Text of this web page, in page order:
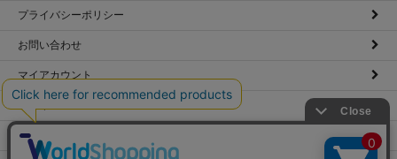
プライバシーポリシー
お問い合わせ
マイアカウント
メルマガ登録・解除